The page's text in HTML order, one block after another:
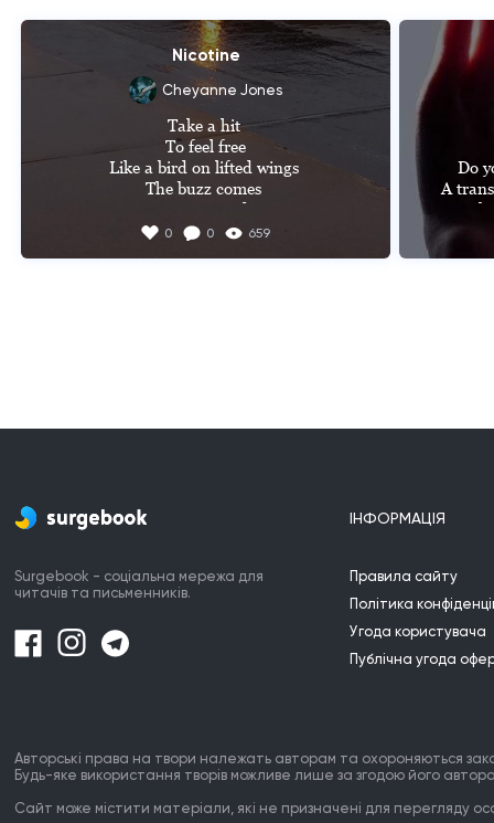
Nicotine
Cheyanne Jones
Take a hit
To feel free
Like a bird on lifted wings
The buzz comes
In a second
You won't feel a thing
0 0 659
Do
A
Is
I
Surgebook - соціальна мережа для
читачів та письменників.
ІНФОРМАЦІЯ
Правила сайту
Політика
Угода користувача
Публічна угода
Авторські права на твори належать авторам та охороняються
Будь-яке використання творів можливе лише за згодою його
Сайт може містити матеріали, які не призначені для перегляду